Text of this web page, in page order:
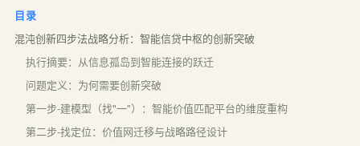
目录
混沌创新四步法战略分析：智能信贷中枢的创新突破
执行摘要：从信息孤岛到智能连接的跃迁
问题定义：为何需要创新突破
第一步-建模型（找"一"）：智能价值匹配平台的维度重构
第二步-找定位：价值网迁移与战略路径设计